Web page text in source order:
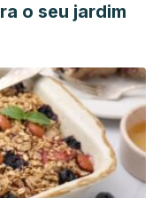
o seu jardim